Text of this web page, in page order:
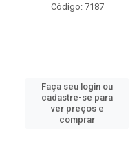
Código: 7187
Faça seu login ou
cadastre-se para
ver preços e
comprar